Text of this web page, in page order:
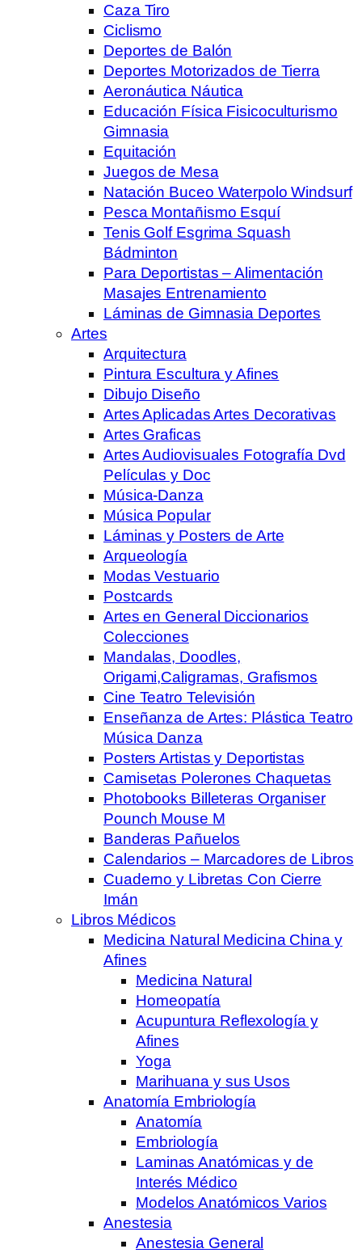
Caza Tiro
Ciclismo
Deportes de Balón
Deportes Motorizados de Tierra
Aeronáutica Náutica
Educación Física Fisicoculturismo
Gimnasia
Equitación
Juegos de Mesa
Natación Buceo Waterpolo Windsurf
Pesca Montañismo Esquí
Tenis Golf Esgrima Squash
Bádminton
Para Deportistas – Alimentación
Masajes Entrenamiento
Láminas de Gimnasia Deportes
Artes
Arquitectura
Pintura Escultura y Afines
Dibujo Diseño
Artes Aplicadas Artes Decorativas
Artes Graficas
Artes Audiovisuales Fotografía Dvd
Películas y Doc
Música-Danza
Música Popular
Láminas y Posters de Arte
Arqueología
Modas Vestuario
Postcards
Artes en General Diccionarios
Colecciones
Mandalas, Doodles,
Origami,Caligramas, Grafismos
Cine Teatro Televisión
Enseñanza de Artes: Plástica Teatro
Música Danza
Posters Artistas y Deportistas
Camisetas Polerones Chaquetas
Photobooks Billeteras Organiser
Pounch Mouse M
Banderas Pañuelos
Calendarios – Marcadores de Libros
Cuaderno y Libretas Con Cierre
Imán
Libros Médicos
Medicina Natural Medicina China y
Afines
Medicina Natural
Homeopatía
Acupuntura Reflexología y
Afines
Yoga
Marihuana y sus Usos
Anatomía Embriología
Anatomía
Embriología
Laminas Anatómicas y de
Interés Médico
Modelos Anatómicos Varios
Anestesia
Anestesia General